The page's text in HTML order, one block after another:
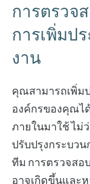
การตรวจ
การเพิ่มป
งาน
คุณสามารถเพิ่ม
องค์กรของคุณไ
ภายในมาใช้ ไม่
ปรับปรุงกระบวน
ทีม การตรวจส
อาจเกิดขึ้นและ